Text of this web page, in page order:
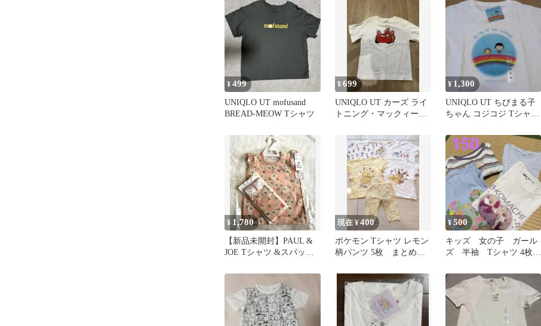
¥499
UNIQLO UT mofusand
BREAD-MEOW Tシャツ
¥699
UNIQLO UT カーズ ライ
トニング・マックィーン
¥ 1,300
UNIQLO UT ちびまる子
ちゃん コジコジ Tシャツ
¥ 1,780
【新品未開封】PAUL &
JOE Tシャツ &スパッツ
現在 ¥400
ポケモン Tシャツ レモン
柄パンツ 5枚 まとめ売
¥500
キッズ 女の子 ガール
ズ 半袖 Tシャツ 4枚